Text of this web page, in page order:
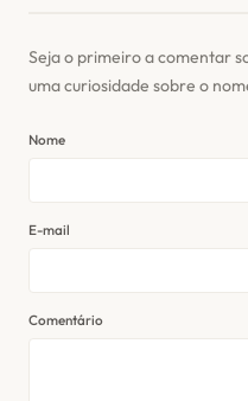
Seja o primeiro a comentar
uma curiosidade sobre o
Nome
E-mail
Comentário